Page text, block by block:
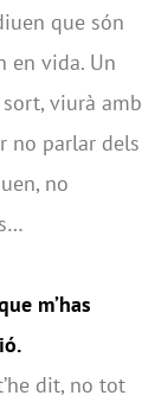
que són
en vida. Un
viurà amb
no parlar dels
no
m’has
dit, no tot